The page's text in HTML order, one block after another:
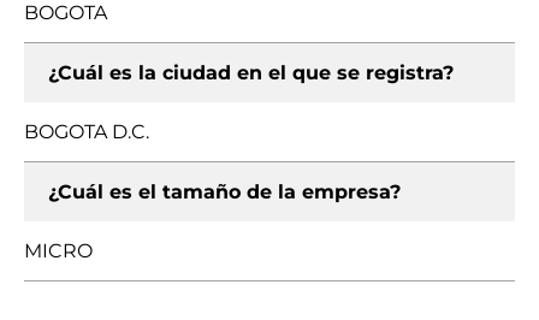
BOGOTA
¿Cuál es la ciudad en el que se registra?
BOGOTA D.C.
¿Cuál es el tamaño de la empresa?
MICRO